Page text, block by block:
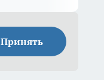
Принять